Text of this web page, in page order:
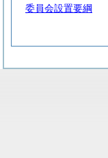
委員会設置要綱